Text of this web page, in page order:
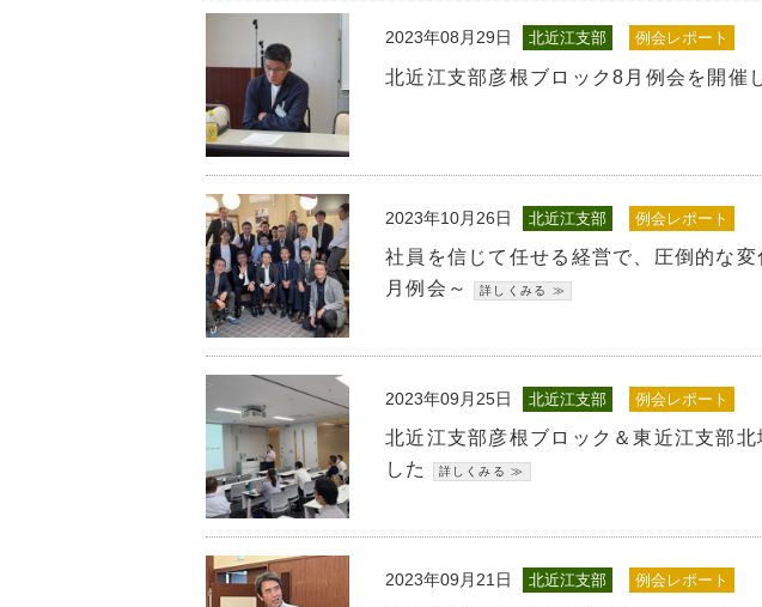
2023年08月29日 北近江支部 例会レポート
北近江支部彦根ブロック8月例会を開催
2023年10月26日 北近江支部 例会レポート
社員を信じて任せる経営で、圧倒的な
月例会～
2023年09月25日 北近江支部 例会レポート
北近江支部彦根ブロック＆東近江支部
した
2023年09月21日 北近江支部 例会レポート